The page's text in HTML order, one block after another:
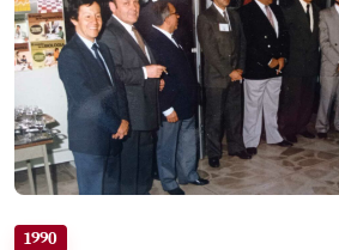
1990